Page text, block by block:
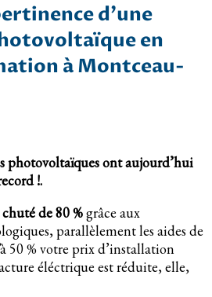
d’une
en
à Montceau-
photovoltaïques ont aujourd’hui
!.
de 80 %grâce aux
parallèlement les aides de
50 % votre prix d’installation
éléctrique est réduite, elle,